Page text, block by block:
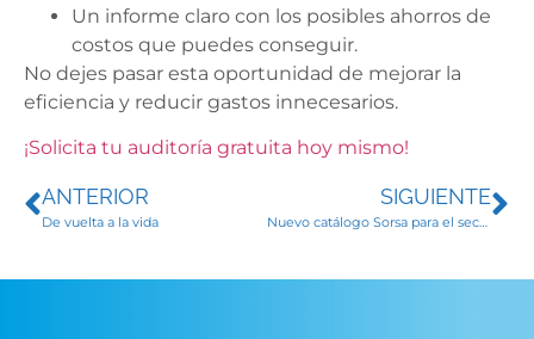
Un informe claro con los posibles ahorros de
costos que puedes conseguir.
No dejes pasar esta oportunidad de mejorar la
eficiencia y reducir gastos innecesarios.
¡Solicita tu auditoría gratuita hoy mismo!
ANTERIOR
De vuelta a la vida
SIGUIENTE
Nuevo catálogo Sorsa para el sector hortofrutícola